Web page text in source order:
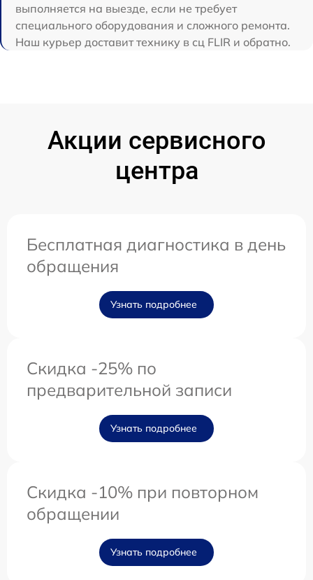
выполняется на выезде, если не требует
специального оборудования и сложного ремонта.
Наш курьер доставит технику в сц FLIR и обратно.
Акции сервисного
центра
Бесплатная диагностика в день
обращения
Узнать подробнее
Скидка -25% по
предварительной записи
Узнать подробнее
Скидка -10% при повторном
обращении
Узнать подробнее